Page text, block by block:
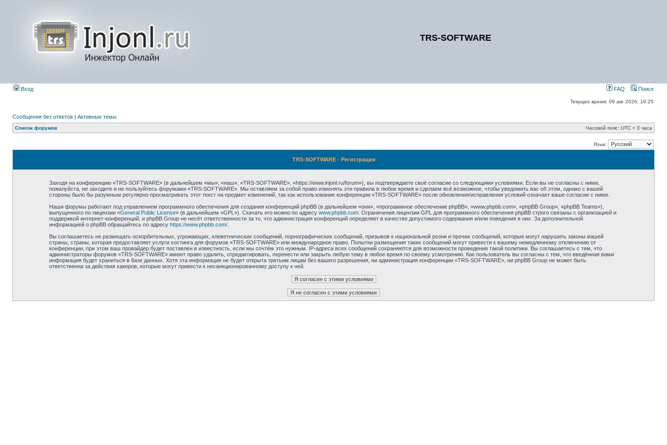
TRS-SOFTWARE
Вход FAQ Поиск
Текущее время: 09 авг 2026, 16:25
Сообщения без ответов | Активные темы
Список форумов Часовой пояс: UTC + 3 часа
Язык:
TRS-SOFTWARE - Регистрация
Заходя на конференцию «TRS-SOFTWARE» (в дальнейшем «мы», «наш», «TRS-SOFTWARE», «https://www.injonl.ru/forum»), вы подтверждаете своё согласие со следующими условиями. Если вы не согласны с ними,
пожалуйста, не заходите и не пользуйтесь форумами «TRS-SOFTWARE». Мы оставляем за собой право изменять эти правила в любое время и сделаем всё возможное, чтобы уведомить вас об этом, однако с вашей
стороны было бы разумным регулярно просматривать этот текст на предмет изменений, так как использование конференции «TRS-SOFTWARE» после обновления/исправления условий означает ваше согласие с ними.
Наши форумы работают под управлением программного обеспечения для создания конференций phpBB (в дальнейшем «они», «программное обеспечение phpBB», «www.phpbb.com», «phpBB Group», «phpBB Teams»),
выпущенного по лицензии «General Public License» (в дальнейшем «GPL»). Скачать его можно по адресу www.phpbb.com. Ограничения лицензии GPL для программного обеспечения phpBB строго связаны с организацией и
поддержкой интернет-конференций, и phpBB Group не несёт ответственности за то, что администрация конференций определяет в качестве допустимого содержания и/или поведения в них. За дополнительной
информацией о phpBB обращайтесь по адресу https://www.phpbb.com/.
Вы соглашаетесь не размещать оскорбительных, угрожающих, клеветнических сообщений, порнографических сообщений, призывов к национальной розни и прочих сообщений, которые могут нарушить законы вашей
страны, страны, которая предоставляет услуги хостинга для форумов «TRS-SOFTWARE» или международное право. Попытки размещения таких сообщений могут привести к вашему немедленному отключению от
конференции, при этом ваш провайдер будет поставлен в известность, если мы сочтём это нужным. IP-адреса всех сообщений сохраняются для возможности проведения такой политики. Вы соглашаетесь с тем, что
администраторы форумов «TRS-SOFTWARE» имеют право удалить, отредактировать, перенести или закрыть любую тему в любое время по своему усмотрению. Как пользователь вы согласны с тем, что введённая вами
информация будет храниться в базе данных. Хотя эта информация не будет открыта третьим лицам без вашего разрешения, ни администрация конференции «TRS-SOFTWARE», ни phpBB Group не может быть
ответственна за действия хакеров, которые могут привести к несанкционированному доступу к ней.